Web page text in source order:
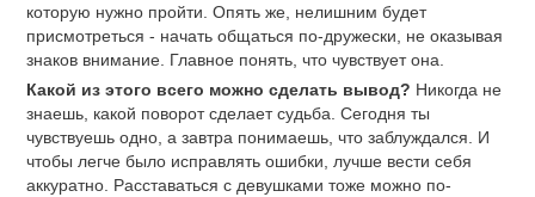
которую нужно пройти. Опять же, нелишним будет
присмотреться - начать общаться по-дружески, не оказывая
знаков внимание. Главное понять, что чувствует она.
Какой из этого всего можно сделать вывод? Никогда не
знаешь, какой поворот сделает судьба. Сегодня ты
чувствуешь одно, а завтра понимаешь, что заблуждался. И
чтобы легче было исправлять ошибки, лучше вести себя
аккуратно. Расставаться с девушками тоже можно по-